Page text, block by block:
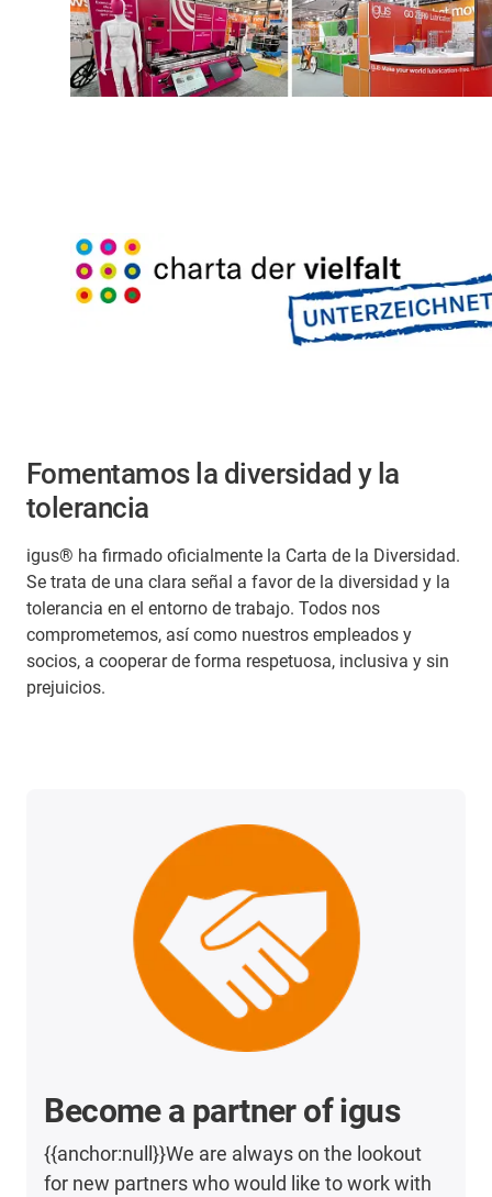
Fomentamos la diversidad y la
tolerancia
igus® ha firmado oficialmente la Carta de la Diversidad.
Se trata de una clara señal a favor de la diversidad y la
tolerancia en el entorno de trabajo. Todos nos
comprometemos, así como nuestros empleados y
socios, a cooperar de forma respetuosa, inclusiva y sin
prejuicios.
Become a partner of igus
{{anchor:null}}We are always on the lookout
for new partners who would like to work with